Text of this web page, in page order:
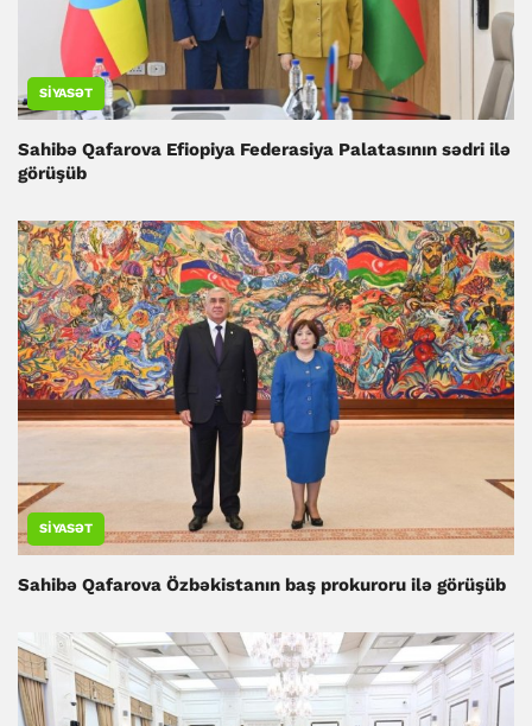
SIYASƏT
Sahibə Qafarova Efiopiya Federasiya Palatasının sədri ilə
görüşüb
SIYASƏT
Sahibə Qafarova Özbəkistanın baş prokuroru ilə görüşüb